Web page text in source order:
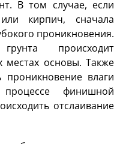
В том случае, если
или кирпич, сначала
проникновения.
происходит
местах основы. Также
проникновение влаги
финишной
отслаивание